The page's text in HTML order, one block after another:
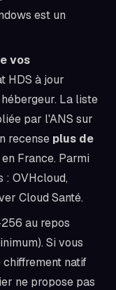
est un
vos
HDS à jour
La liste
par l'ANS sur
recense plus de
en France. Parmi
: OVHcloud,
Cloud Santé.
au repos
Si vous
natif
ne propose pas